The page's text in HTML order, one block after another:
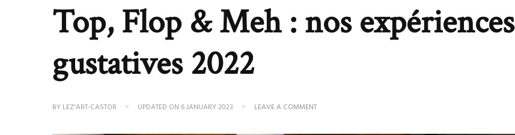
Top, Flop & Meh : nos expériences
gustatives 2022
BY LEZ'ART-CASTOR UPDATED ON 6 JANUARY 2023 LEAVE A COMMENTON